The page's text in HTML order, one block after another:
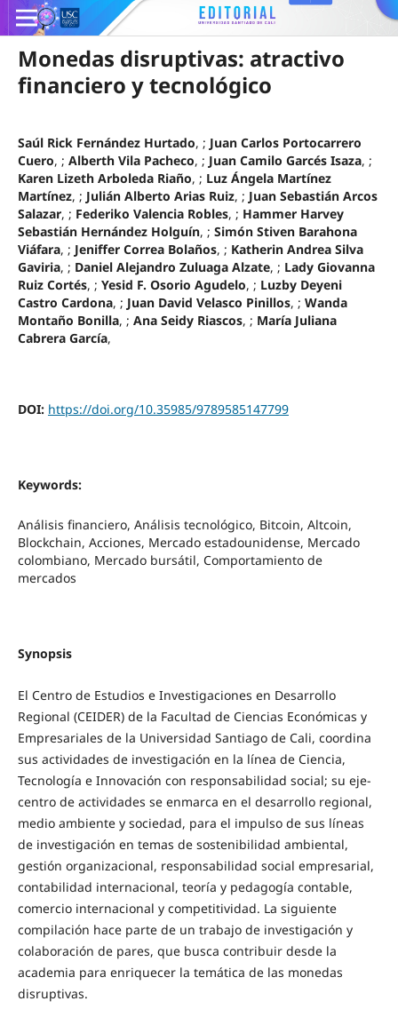
Monedas disruptivas: atractivo
financiero y tecnológico
Saúl Rick Fernández Hurtado, ; Juan Carlos Portocarrero
Cuero, ; Alberth Vila Pacheco, ; Juan Camilo Garcés Isaza, ;
Karen Lizeth Arboleda Riaño, ; Luz Ángela Martínez
Martínez, ; Julián Alberto Arias Ruiz, ; Juan Sebastián Arcos
Salazar, ; Federiko Valencia Robles, ; Hammer Harvey
Sebastián Hernández Holguín, ; Simón Stiven Barahona
Viáfara, ; Jeniffer Correa Bolaños, ; Katherin Andrea Silva
Gaviria, ; Daniel Alejandro Zuluaga Alzate, ; Lady Giovanna
Ruiz Cortés, ; Yesid F. Osorio Agudelo, ; Luzby Deyeni
Castro Cardona, ; Juan David Velasco Pinillos, ; Wanda
Montaño Bonilla, ; Ana Seidy Riascos, ; María Juliana
Cabrera García,
DOI: https://doi.org/10.35985/9789585147799
Keywords:
Análisis financiero, Análisis tecnológico, Bitcoin, Altcoin,
Blockchain, Acciones, Mercado estadounidense, Mercado
colombiano, Mercado bursátil, Comportamiento de
mercados
Synopsis
El Centro de Estudios e Investigaciones en Desarrollo
Regional (CEIDER) de la Facultad de Ciencias Económicas y
Empresariales de la Universidad Santiago de Cali, coordina
sus actividades de investigación en la línea de Ciencia,
Tecnología e Innovación con responsabilidad social; su eje-
centro de actividades se enmarca en el desarrollo regional,
medio ambiente y sociedad, para el impulso de sus líneas
de investigación en temas de sostenibilidad ambiental,
gestión organizacional, responsabilidad social empresarial,
contabilidad internacional, teoría y pedagogía contable,
comercio internacional y competitividad. La siguiente
compilación hace parte de un trabajo de investigación y
colaboración de pares, que busca contribuir desde la
academia para enriquecer la temática de las monedas
disruptivas.